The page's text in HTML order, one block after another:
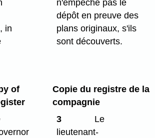
in
n'empêche pas le
dépôt en preuve des
plans originaux, s'ils
sont découverts.
of
Copie du registre de la
compagnie
3
Le
lieutenant-